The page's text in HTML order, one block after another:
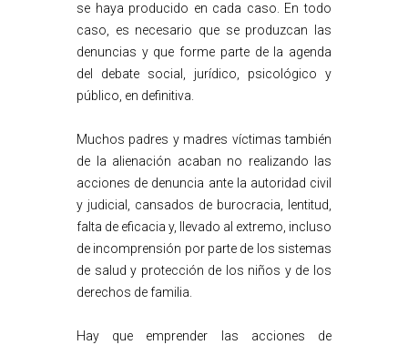
se haya producido en cada caso. En todo
caso, es necesario que se produzcan las
denuncias y que forme parte de la agenda
del debate social, jurídico, psicológico y
público, en definitiva.
Muchos padres y madres víctimas también
de la alienación acaban no realizando las
acciones de denuncia ante la autoridad civil
y judicial, cansados de burocracia, lentitud,
falta de eficacia y, llevado al extremo, incluso
de incomprensión por parte de los sistemas
de salud y protección de los niños y de los
derechos de familia.
Hay que emprender las acciones de